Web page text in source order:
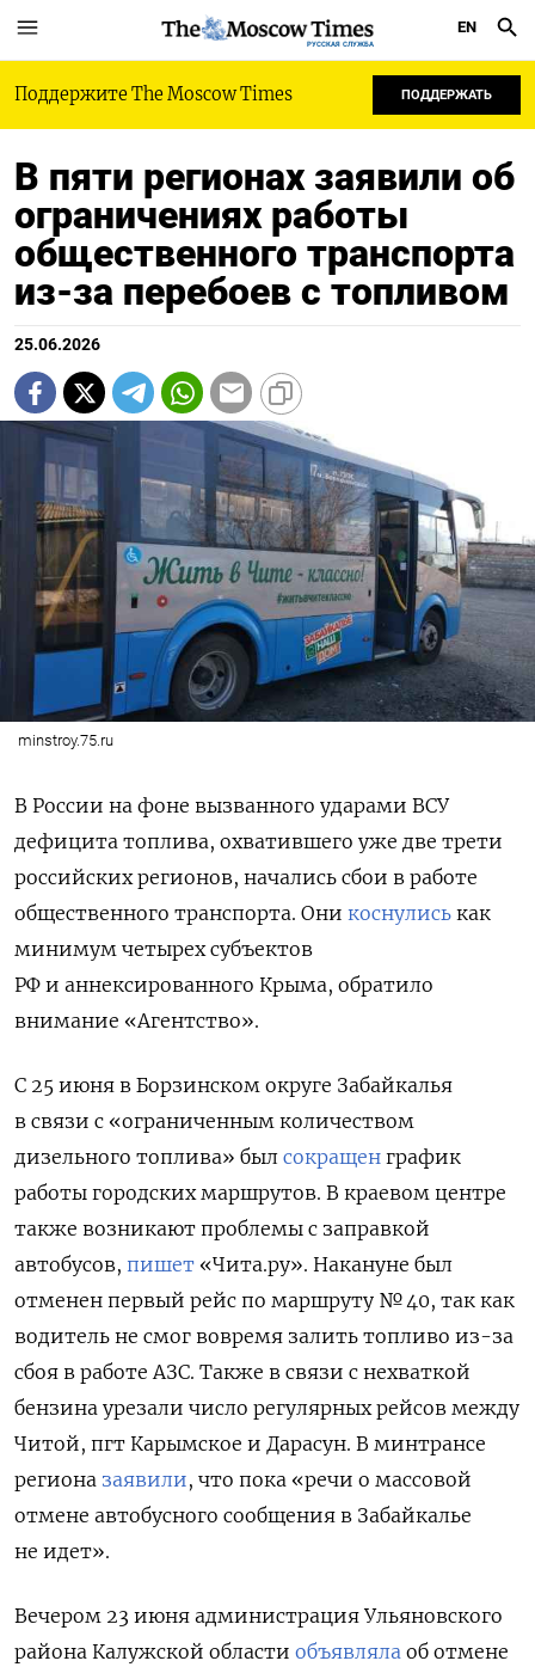
РУССКАЯ СЛУЖБА
EN
Поддержите The Moscow Times ПОДДЕРЖАТЬ
В пяти регионах заявили об
ограничениях работы
общественного транспорта
из-за перебоев с топливом
25.06.2026
minstroy.75.ru
В России на фоне вызванного ударами ВСУ
дефицита топлива, охватившего уже две трети
российских регионов, начались сбои в работе
общественного транспорта. Они коснулись как
минимум четырех субъектов
РФ и аннексированного Крыма, обратило
внимание «Агентство».
С 25 июня в Борзинском округе Забайкалья
в связи с «ограниченным количеством
дизельного топлива» был сокращен график
работы городских маршрутов. В краевом центре
также возникают проблемы с заправкой
автобусов, пишет «Чита.ру». Накануне был
отменен первый рейс по маршруту № 40, так как
водитель не смог вовремя залить топливо из-за
сбоя в работе АЗС. Также в связи с нехваткой
бензина урезали число регулярных рейсов между
Читой, пгт Карымское и Дарасун. В минтрансе
региона заявили, что пока «речи о массовой
отмене автобусного сообщения в Забайкалье
не идет».
Вечером 23 июня администрация Ульяновского
района Калужской области объявляла об отмене